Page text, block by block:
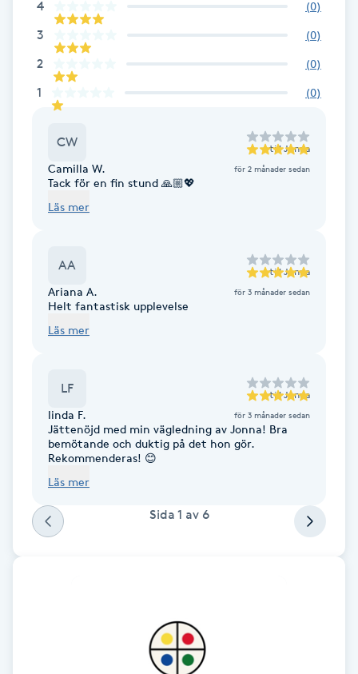
Brynfärgning
Brynplockning
Celluliter
Color correction
Damklippning
Dermapen
Enzympeeling
4 (0)
3 (0)
2 (0)
1 (0)
CW till Jonna
Camilla W. för 2 månader sedan
Tack för en fin stund 🙏🏼💖
Läs mer
AA till Jonna
Ariana A. för 3 månader sedan
Helt fantastisk upplevelse
Läs mer
LF till Jonna
linda F. för 3 månader sedan
Jättenöjd med min vägledning av Jonna! Bra
bemötande och duktig på det hon gör.
Rekommenderas! 😊
Läs mer
Sida 1 av 6